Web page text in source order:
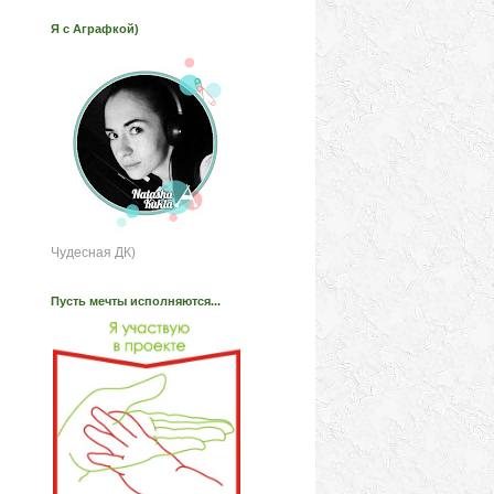
Я с Аграфкой)
Чудесная ДК)
Пусть мечты исполняются...